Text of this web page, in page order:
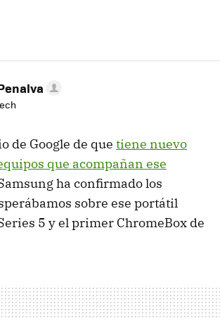
de Google de que tiene nuevo
que acompañan ese
ha confirmado los
sobre ese portátil
5 y el primer ChromeBox de